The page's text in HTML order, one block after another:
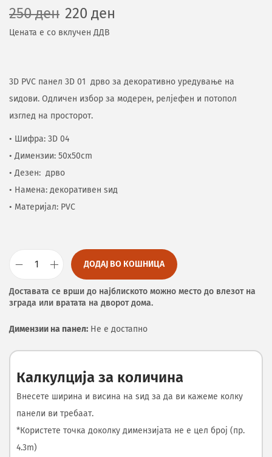
250ден 220 ден
Цената е со вклучен ДДВ
3D PVC панел 3D 01 дрво за декоративно уредување на
ѕидови. Одличен избор за модерен, релјефен и потопол
изглед на просторот.
• Шифра: 3D 04
• Димензии: 50x50cm
• Дезен: дрво
• Намена: декоративен ѕид
• Материјал: PVC
ДОДАЈ ВО КОШНИЦА
Доставата се врши до најблиското можно место до влезот на
зграда или вратата на дворот дома.
Димензии на панел: Не е достапно
Калкулција за количина
Внесете ширина и висина на ѕид за да ви кажеме колку
панели ви требаат.
*Користете точка доколку димензијата не е цел број (пр.
4.3m)